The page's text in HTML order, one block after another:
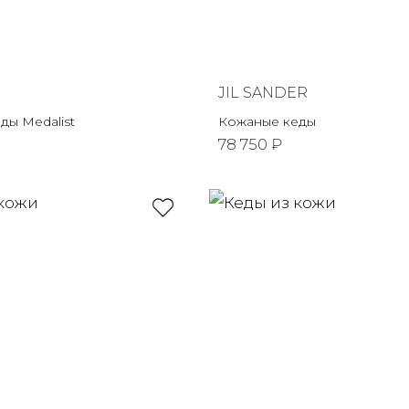
Medalist
JIL SANDER
Кожаные кеды
78 750 ₽